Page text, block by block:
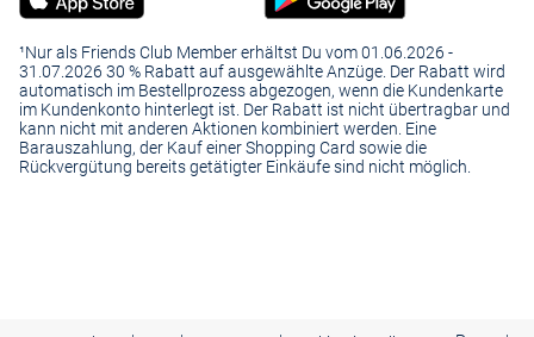
¹Nur als Friends Club Member erhältst Du vom 01.06.2026 -
31.07.2026 30 % Rabatt auf ausgewählte Anzüge. Der Rabatt wird
automatisch im Bestellprozess abgezogen, wenn die Kundenkarte
im Kundenkonto hinterlegt ist. Der Rabatt ist nicht übertragbar und
kann nicht mit anderen Aktionen kombiniert werden. Eine
Barauszahlung, der Kauf einer Shopping Card sowie die
Rückvergütung bereits getätigter Einkäufe sind nicht möglich.